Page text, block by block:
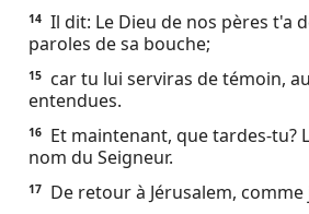
14 Il dit: Le Dieu de nos pères t'a
paroles de sa bouche;
15
car tu lui serviras de témoin,
entendues.
16
Et maintenant, que tardes-tu?
nom du Seigneur.
17 De retour à Jérusalem,